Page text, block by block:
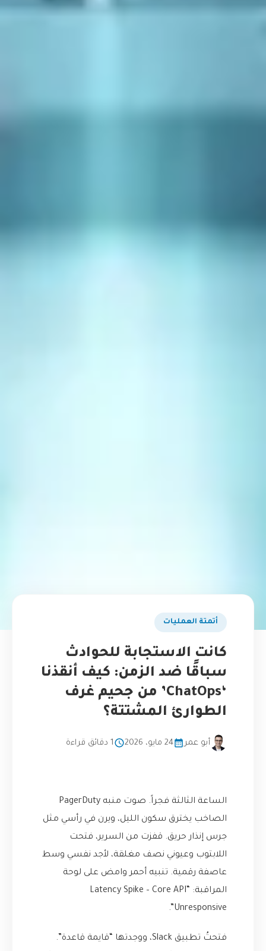
أتمتة العمليات
كانت الاستجابة للحوادث
سباقًا ضد الزمن: كيف أنقذنا
‘ChatOps’ من جحيم غرف
الطوارئ المشتتة؟
أبو عمر 24 مايو، 2026 1 دقائق قراءة
الساعة الثالثة فجراً. صوت منبه PagerDuty
الصاخب يخترق سكون الليل، ويرن في رأسي مثل
جرس إنذار حريق. قفزت من السرير، فتحت
اللابتوب وعيوني نصف مغلقة، لأجد نفسي وسط
عاصفة رقمية. تنبيه أحمر وامض على لوحة
المراقبة: “Latency Spike – Core API
Unresponsive”.
فتحتُ تطبيق Slack، ووجدتها “قايمة قاعدة”.